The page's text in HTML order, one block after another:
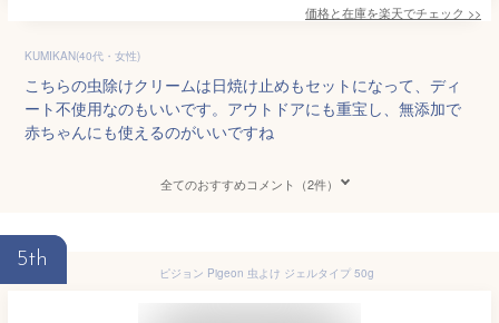
価格と在庫を楽天でチェック >>
KUMIKAN(40代・女性)
こちらの虫除けクリームは日焼け止めもセットになって、ディ
ート不使用なのもいいです。アウトドアにも重宝し、無添加で
赤ちゃんにも使えるのがいいですね
全てのおすすめコメント（2件）
5th
ピジョン Pigeon 虫よけ ジェルタイプ 50g